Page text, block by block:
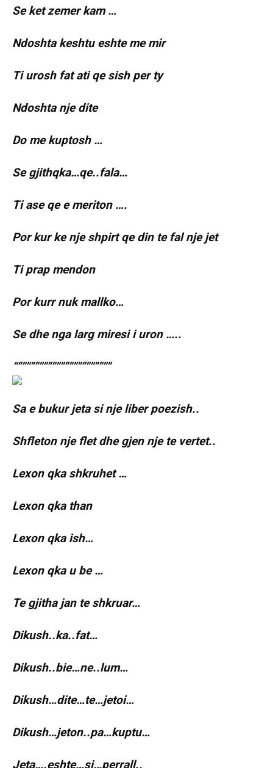
Se ket zemer kam …
Ndoshta keshtu eshte me mir
Ti urosh fat ati qe sish per ty
Ndoshta nje dite
Do me kuptosh …
Se gjithqka…qe..fala…
Ti ase qe e meriton ….
Por kur ke nje shpirt qe din te fal nje jet
Ti prap mendon
Por kurr nuk mallko…
Se dhe nga larg miresi i uron …..
“””””””””””””””””””””””
Sa e bukur jeta si nje liber poezish..
Shfleton nje flet dhe gjen nje te vertet..
Lexon qka shkruhet …
Lexon qka than
Lexon qka ish…
Lexon qka u be …
Te gjitha jan te shkruar…
Dikush..ka..fat…
Dikush..bie…ne..lum…
Dikush…dite…te…jetoi…
Dikush…jeton..pa…kuptu…
Jeta….eshte…si…perrall..